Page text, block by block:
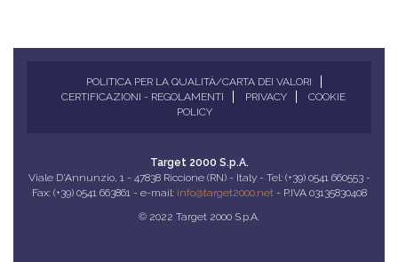
POLITICA PER LA QUALITÀ/CARTA DEI VALORI
CERTIFICAZIONI - REGOLAMENTI
PRIVACY
COOKIE
POLICY
Target 2000 S.p.A.
Viale D'Annunzio, 1 - 47838 Riccione (RN) - Italy - Tel: (+39) 0541 660553 -
Fax: (+39) 0541 663861 - e-mail: info@target2000.net - P.IVA 03135830408
© 2022 Target 2000 S.p.A.